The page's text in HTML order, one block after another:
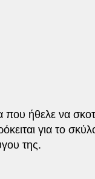
που ήθελε να
για το
της.